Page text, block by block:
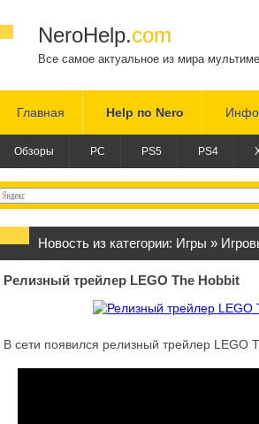
NeroHelp.com
Все самое актуальное из мира
Главная Help по Nero
Обзоры PC PS5 PS4
Новость из категории: Игры »
Релизный трейлер LEGO The Hobbit
В сети появился релизный трейлер LEGO